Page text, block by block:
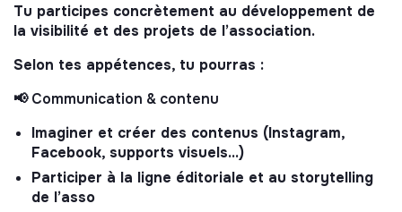
Tu participes concrètement au développement de
la visibilité et des projets de l’association.
Selon tes appétences, tu pourras :
📢 Communication & contenu
Imaginer et créer des contenus (Instagram,
Facebook, supports visuels…)
Participer à la ligne éditoriale et au storytelling
de l’asso